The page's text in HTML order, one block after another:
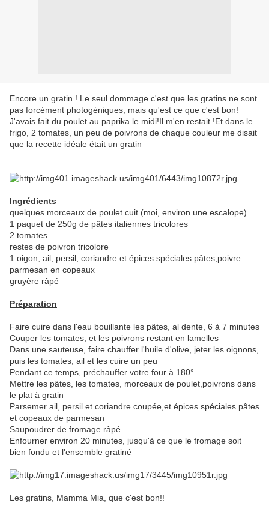
Encore un gratin ! Le seul dommage c'est que les gratins ne sont
pas forcément photogéniques, mais qu'est ce que c'est bon!
J'avais fait du poulet au paprika le midi!Il m'en restait !Et dans le
frigo, 2 tomates, un peu de poivrons de chaque couleur me disait
que la recette idéale était un gratin
Ingrédients
quelques morceaux de poulet cuit (moi, environ une escalope)
1 paquet de 250g de pâtes italiennes tricolores
2 tomates
restes de poivron tricolore
1 oigon, ail, persil, coriandre et épices spéciales pâtes,poivre
parmesan en copeaux
gruyère râpé
Préparation
Faire cuire dans l'eau bouillante les pâtes, al dente, 6 à 7 minutes
Couper les tomates, et les poivrons restant en lamelles
Dans une sauteuse, faire chauffer l'huile d'olive, jeter les oignons,
puis les tomates, ail et les cuire un peu
Pendant ce temps, préchauffer votre four à 180°
Mettre les pâtes, les tomates, morceaux de poulet,poivrons dans
le plat à gratin
Parsemer ail, persil et coriandre coupée,et épices spéciales pâtes
et copeaux de parmesan
Saupoudrer de fromage râpé
Enfourner environ 20 minutes, jusqu'à ce que le fromage soit
bien fondu et l'ensemble gratiné
Les gratins, Mamma Mia, que c'est bon!!